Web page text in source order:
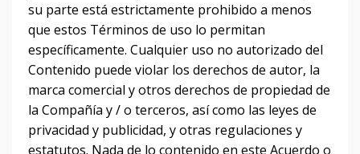
su parte está estrictamente prohibido a menos
que estos Términos de uso lo permitan
específicamente. Cualquier uso no autorizado del
Contenido puede violar los derechos de autor, la
marca comercial y otros derechos de propiedad de
la Compañía y / o terceros, así como las leyes de
privacidad y publicidad, y otras regulaciones y
estatutos. Nada de lo contenido en este Acuerdo o